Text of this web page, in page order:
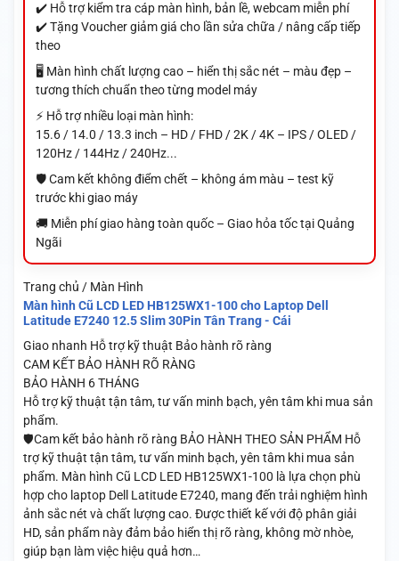
✔️ Hỗ trợ kiểm tra cáp màn hình, bản lề, webcam miễn phí
✔️ Tặng Voucher giảm giá cho lần sửa chữa / nâng cấp tiếp
theo
🖥️ Màn hình chất lượng cao – hiển thị sắc nét – màu đẹp –
tương thích chuẩn theo từng model máy
⚡ Hỗ trợ nhiều loại màn hình:
15.6 / 14.0 / 13.3 inch – HD / FHD / 2K / 4K – IPS / OLED /
120Hz / 144Hz / 240Hz...
🛡️ Cam kết không điểm chết – không ám màu – test kỹ
trước khi giao máy
🚚 Miễn phí giao hàng toàn quốc – Giao hỏa tốc tại Quảng
Ngãi
Trang chủ / Màn Hình
Màn hình Cũ LCD LED HB125WX1-100 cho Laptop Dell
Latitude E7240 12.5 Slim 30Pin Tân Trang - Cái
Giao nhanh Hỗ trợ kỹ thuật Bảo hành rõ ràng
CAM KẾT BẢO HÀNH RÕ RÀNG
BẢO HÀNH 6 THÁNG
Hỗ trợ kỹ thuật tận tâm, tư vấn minh bạch, yên tâm khi mua sản
phẩm.
🛡️Cam kết bảo hành rõ ràng BẢO HÀNH THEO SẢN PHẨM Hỗ
trợ kỹ thuật tận tâm, tư vấn minh bạch, yên tâm khi mua sản
phẩm. Màn hình Cũ LCD LED HB125WX1-100 là lựa chọn phù
hợp cho laptop Dell Latitude E7240, mang đến trải nghiệm hình
ảnh sắc nét và chất lượng cao. Được thiết kế với độ phân giải
HD, sản phẩm này đảm bảo hiển thị rõ ràng, không mờ nhòe,
giúp bạn làm việc hiệu quả hơn…